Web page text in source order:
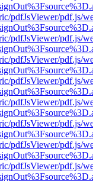
pdfJsViewer/pdf.js/
pdfJsViewer/pdf.js/
pdfJsViewer/pdf.js/
pdfJsViewer/pdf.js/
pdfJsViewer/pdf.js/
pdfJsViewer/pdf.js/
pdfJsViewer/pdf.js/
pdfJsViewer/pdf.js/